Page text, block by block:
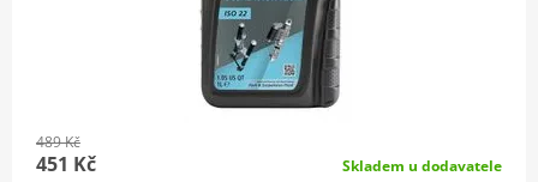
489 Kč
451 Kč Skladem u dodavatele